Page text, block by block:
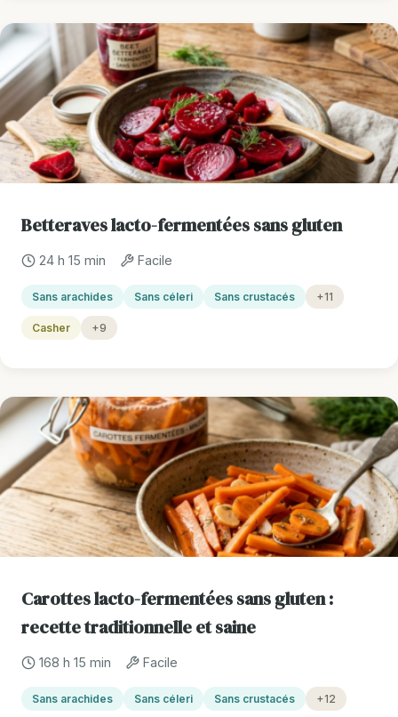
Betteraves lacto-fermentées sans gluten
24 h 15 min Facile
Sans arachides Sans céleri Sans crustacés +11
Casher +9
Carottes lacto-fermentées sans gluten :
recette traditionnelle et saine
168 h 15 min Facile
Sans arachides Sans céleri Sans crustacés +12